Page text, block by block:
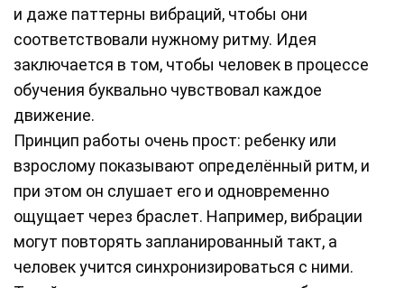
и даже паттерны вибраций, чтобы они
соответствовали нужному ритму. Идея
заключается в том, чтобы человек в процессе
обучения буквально чувствовал каждое
движение.
Принцип работы очень прост: ребенку или
взрослому показывают определённый ритм, и
при этом он слушает его и одновременно
ощущает через браслет. Например, вибрации
могут повторять запланированный такт, а
человек учится синхронизироваться с ними.